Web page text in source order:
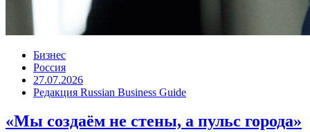
Бизнес
Россия
27.07.2026
Редакция Russian Business Guide
«Мы создаём не стены, а пульс города»